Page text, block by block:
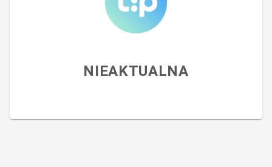
NIEAKTUALNA